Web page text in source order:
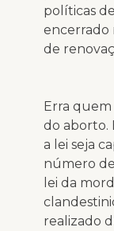
políticas
encerrado
de
Erra
do aborto.
a lei seja
número
lei da
realizado